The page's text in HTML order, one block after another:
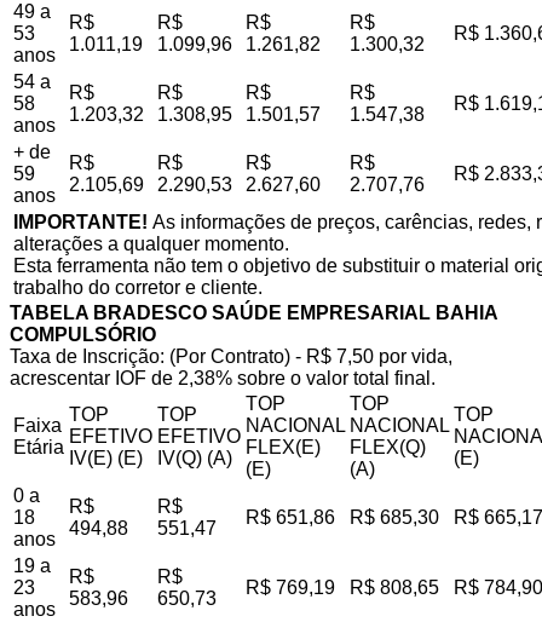
49 a
53
anos
R$
1.011,19
R$
1.099,96
R$
1.261,82
R$
1.300,32
R$
54 a
58
anos
R$
1.203,32
R$
1.308,95
R$
1.501,57
R$
1.547,38
R$
+ de
59
anos
R$
2.105,69
R$
2.290,53
R$
2.627,60
R$
2.707,76
R$
IMPORTANTE! As informações de preços, carências,
alterações a qualquer momento.
Esta ferramenta não tem o objetivo de substituir o material
trabalho do corretor e cliente.
TABELA BRADESCO SAÚDE EMPRESARIAL BAHIA
COMPULSÓRIO
Taxa de Inscrição: (Por Contrato) - R$ 7,50 por vida,
acrescentar IOF de 2,38% sobre o valor total final.
Faixa
Etária
TOP
EFETIVO
IV(E) (E)
TOP
EFETIVO
IV(Q) (A)
TOP
NACIONAL
FLEX(E)
(E)
TOP
NACIONAL
FLEX(Q)
(A)
TOP
(E)
0 a
18
anos
R$
494,88
R$
551,47
R$ 651,86 R$ 685,30 R$ 665,17
19 a
23
anos
R$
583,96
R$
650,73
R$ 769,19 R$ 808,65 R$ 784,90